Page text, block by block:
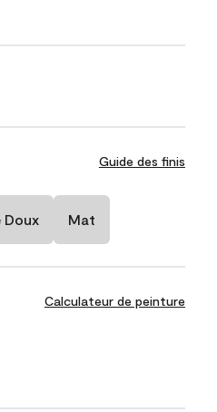
Guide des finis
Doux Mat
Calculateur de peinture